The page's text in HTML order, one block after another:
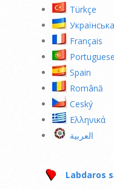
Türkçe
Українська
Français
Portuguese
Spain
Română
Ceský
Ελληνικά
العربية
Labdaros